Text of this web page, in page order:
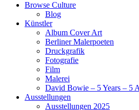
Browse Culture
Blog
Künstler
Album Cover Art
Berliner Malerpoeten
Druckgrafik
Fotografie
Film
Malerei
David Bowie – 5 Years – 5
Ausstellungen
Ausstellungen 2025